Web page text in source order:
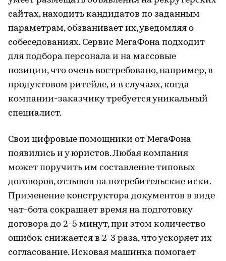
сайтах, находить кандидатов по заданным
параметрам, обзванивает их, уведомляя о
собеседованиях. Сервис МегаФона подходит
для подбора персонала и на массовые
позиции, что очень востребовано, например, в
продуктовом ритейле, и в случаях, когда
компании-заказчику требуется уникальный
специалист.
Свои цифровые помощники от МегаФона
появились и у юристов. Любая компания
может поручить им составление типовых
договоров, отзывов на потребительские иски.
Применение конструктора документов в виде
чат-бота сокращает время на подготовку
договора до 2-5 минут, при этом количество
ошибок снижается в 2-3 раза, что ускоряет их
согласование. Исковая машинка помогает